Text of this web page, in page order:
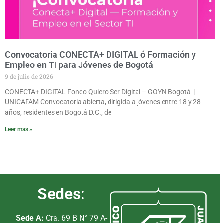
Convocatoria CONECTA+ DIGITAL ó Formación y
Empleo en TI para Jóvenes de Bogotá
9 de julio de 2026
CONECTA+ DIGITAL Fondo Quiero Ser Digital – GOYN Bogotá |
UNICAFAM Convocatoria abierta, dirigida a jóvenes entre 18 y 28
años, residentes en Bogotá D.C., de
Leer más »
Sedes:
Sede A: Cra. 69 B N° 79 A-